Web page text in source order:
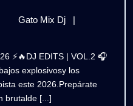
REMIX
2026
⚡
🔥
Gato Mix Dj
DANCEHALL
2026
⚡
🔥
|
explosivosy los
este 2026.Prepárate
brutalde [...]